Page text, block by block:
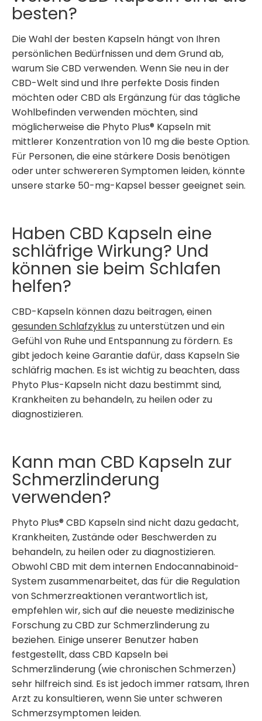
besten?
Die Wahl der besten Kapseln hängt von Ihren
persönlichen Bedürfnissen und dem Grund ab,
warum Sie CBD verwenden. Wenn Sie neu in der
CBD-Welt sind und Ihre perfekte Dosis finden
möchten oder CBD als Ergänzung für das tägliche
Wohlbefinden verwenden möchten, sind
möglicherweise die Phyto Plus® Kapseln mit
mittlerer Konzentration von 10 mg die beste Option.
Für Personen, die eine stärkere Dosis benötigen
oder unter schwereren Symptomen leiden, könnte
unsere starke 50-mg-Kapsel besser geeignet sein.
Haben CBD Kapseln eine
schläfrige Wirkung? Und
können sie beim Schlafen
helfen?
CBD-Kapseln können dazu beitragen, einen
gesunden Schlafzyklus zu unterstützen und ein
Gefühl von Ruhe und Entspannung zu fördern. Es
gibt jedoch keine Garantie dafür, dass Kapseln Sie
schläfrig machen. Es ist wichtig zu beachten, dass
Phyto Plus-Kapseln nicht dazu bestimmt sind,
Krankheiten zu behandeln, zu heilen oder zu
diagnostizieren.
Kann man CBD Kapseln zur
Schmerzlinderung
verwenden?
Phyto Plus® CBD Kapseln sind nicht dazu gedacht,
Krankheiten, Zustände oder Beschwerden zu
behandeln, zu heilen oder zu diagnostizieren.
Obwohl CBD mit dem internen Endocannabinoid-
System zusammenarbeitet, das für die Regulation
von Schmerzreaktionen verantwortlich ist,
empfehlen wir, sich auf die neueste medizinische
Forschung zu CBD zur Schmerzlinderung zu
beziehen. Einige unserer Benutzer haben
festgestellt, dass CBD Kapseln bei
Schmerzlinderung (wie chronischen Schmerzen)
sehr hilfreich sind. Es ist jedoch immer ratsam, Ihren
Arzt zu konsultieren, wenn Sie unter schweren
Schmerzsymptomen leiden.